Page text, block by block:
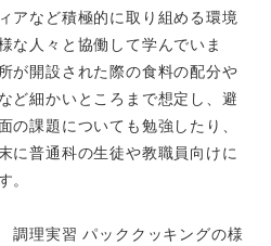
アなど積極的に取り組める環境
な人々と協働して学んでいま
が開設された際の食料の配分や
ど細かいところまで想定し、避
の課題についても勉強したり、
に普通科の生徒や教職員向けに
。
理実習 パッククッキングの様